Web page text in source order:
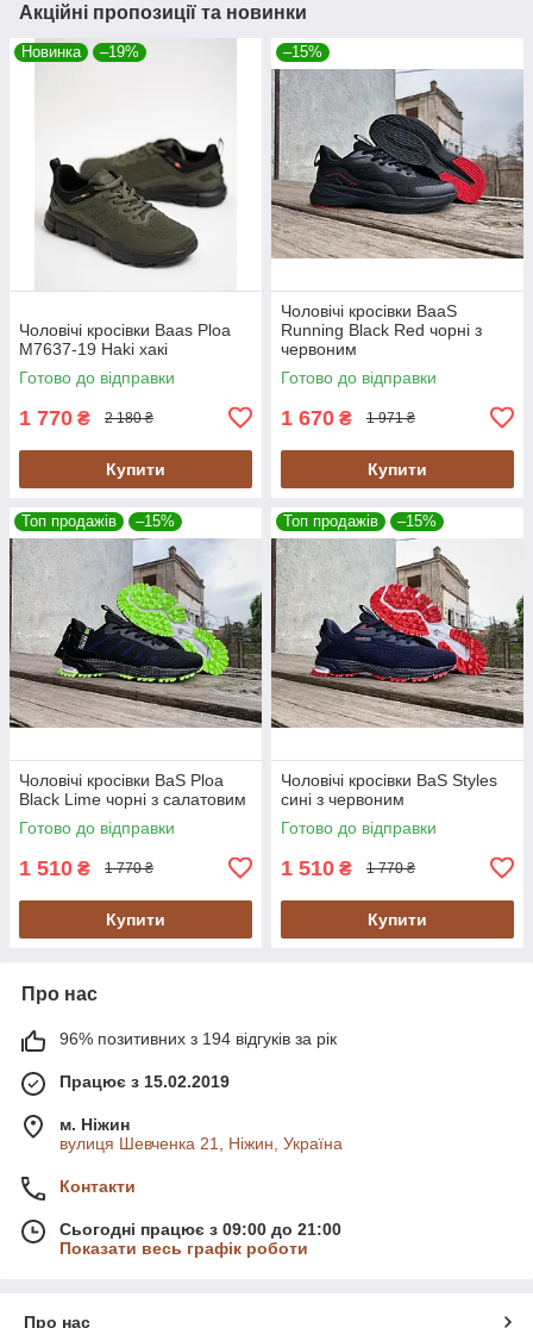
Акційні пропозиції та новинки
Новинка –19%
Чоловічі кросівки Baas Ploa
M7637-19 Haki хакі
Готово до відправки
1 770 ₴ 2 180 ₴
Купити
–15%
Чоловічі кросівки BaaS
Running Black Red чорні з
червоним
Готово до відправки
1 670 ₴ 1 971 ₴
Купити
Топ продажів –15%
Чоловічі кросівки BaS Ploa
Black Lime чорні з салатовим
Готово до відправки
1 510 ₴ 1 770 ₴
Купити
Топ продажів –15%
Чоловічі кросівки BaS Styles
сині з червоним
Готово до відправки
1 510 ₴ 1 770 ₴
Купити
Про нас
96% позитивних з 194 відгуків за рік
Працює з 15.02.2019
м. Ніжин
вулиця Шевченка 21, Ніжин, Україна
Контакти
Сьогодні працює з 09:00 до 21:00
Показати весь графік роботи
Про нас